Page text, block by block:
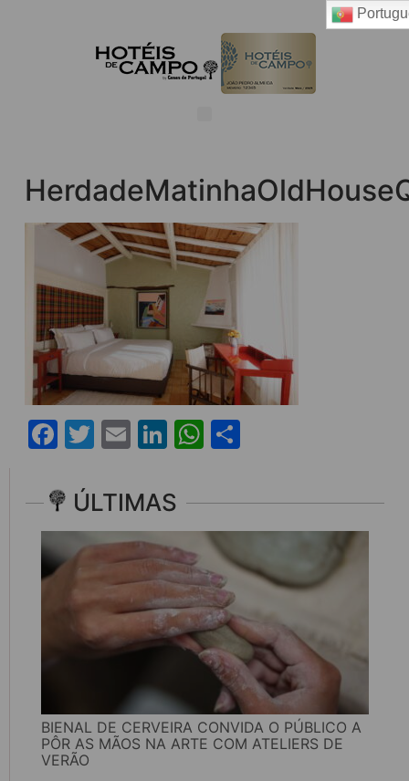
Facebook
Twitter
EmailLinkedIn
WhatsApp
ÚLTIMAS
BIENAL DE CERVEIRA CONVIDA O PÚBLICO A
PÔR AS MÃOS NA ARTE COM ATELIERS DE
VERÃO